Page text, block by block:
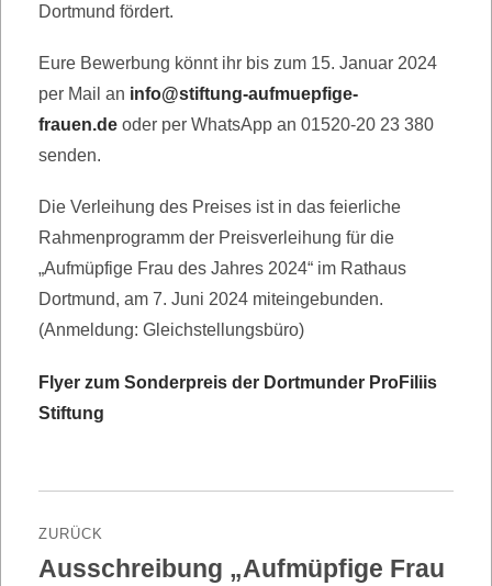
Dortmund fördert.
Eure Bewerbung könnt ihr bis zum 15. Januar 2024
per Mail an info@stiftung-aufmuepfige-
frauen.deoder per WhatsApp an 01520-20 23 380
senden.
Die Verleihung des Preises ist in das feierliche
Rahmenprogramm der Preisverleihung für die
„Aufmüpfige Frau des Jahres 2024“ im Rathaus
Dortmund, am 7. Juni 2024 miteingebunden.
(Anmeldung: Gleichstellungsbüro)
Flyer zum Sonderpreis der Dortmunder ProFiliis
Stiftung
ZURÜCK
Vorheriger
Ausschreibung „Aufmüpfige Frau